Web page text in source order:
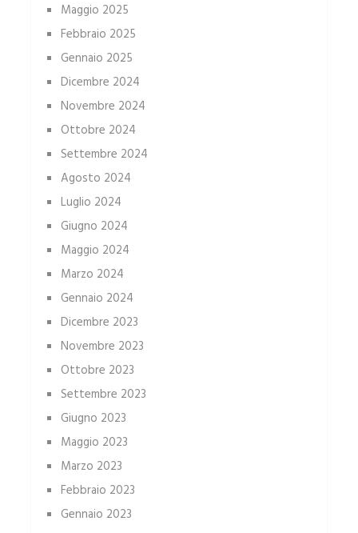
Maggio 2025
Febbraio 2025
Gennaio 2025
Dicembre 2024
Novembre 2024
Ottobre 2024
Settembre 2024
Agosto 2024
Luglio 2024
Giugno 2024
Maggio 2024
Marzo 2024
Gennaio 2024
Dicembre 2023
Novembre 2023
Ottobre 2023
Settembre 2023
Giugno 2023
Maggio 2023
Marzo 2023
Febbraio 2023
Gennaio 2023